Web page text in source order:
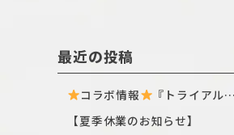
最近の投稿
コラボ情報
『トライアル×しばんばん』全国のトライアル店舗・ECサイトにてTシャツ新シリーズが登場〈ฅ `ᴥ´ ฅ〉
【夏季休業のお知らせ】